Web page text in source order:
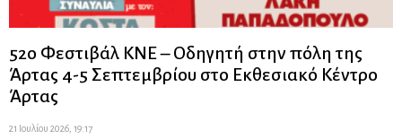
52ο Φεστιβάλ ΚΝΕ – Οδηγητή στην πόλη της
Άρτας 4-5 Σεπτεμβρίου στο Εκθεσιακό Κέντρο
Άρτας
21 Ιουλίου 2026, 19:17